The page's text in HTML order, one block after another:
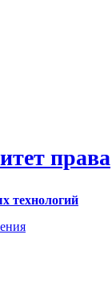
права
технологий